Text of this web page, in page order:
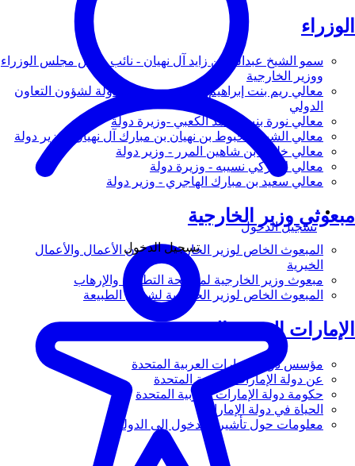
الوزراء
سمو الشيخ عبدالله بن زايد آل نهيان - نائب رئيس مجلس الوزراء
ووزير الخارجية
معالي ريم بنت إبراهيم الهاشمي - وزيرة دولة لشؤون التعاون
الدولي
معالي نورة بنت محمد الكعبي -وزيرة دولة
معالي الشيخ شخبوط بن نهيان بن مبارك آل نهيان - وزير دولة
معالي خليفة بن شاهين المرر - وزير دولة
معالي لانا زكي نسيبه - وزيرة دولة
معالي سعيد بن مبارك الهاجري - وزير دولة
مبعوثي وزير الخارجية
المبعوث الخاص لوزير الخارجية لشؤون الأعمال والأعمال
الخيرية
مبعوث وزير الخارجية لمكافحة التطرف والإرهاب
المبعوث الخاص لوزير الخارجية لشؤون الطبيعة
الإمارات العربية المتحدة
مؤسس دولة الإمارات العربية المتحدة
عن دولة الإمارات العربية المتحدة
حكومة دولة الإمارات العربية المتحدة
الحياة في دولة الإمارات
معلومات حول تأشيرة الدخول إلى الدولة
تسجيل الدخول
تسجيل الدخول